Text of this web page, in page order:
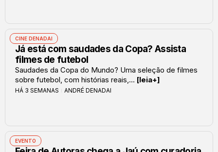
CINE DENADAI
Já está com saudades da Copa? Assista
filmes de futebol
Saudades da Copa do Mundo? Uma seleção de filmes
sobre futebol, com histórias reais,... [leia+]
HÁ 3 SEMANAS ANDRÉ DENADAI
EVENTO